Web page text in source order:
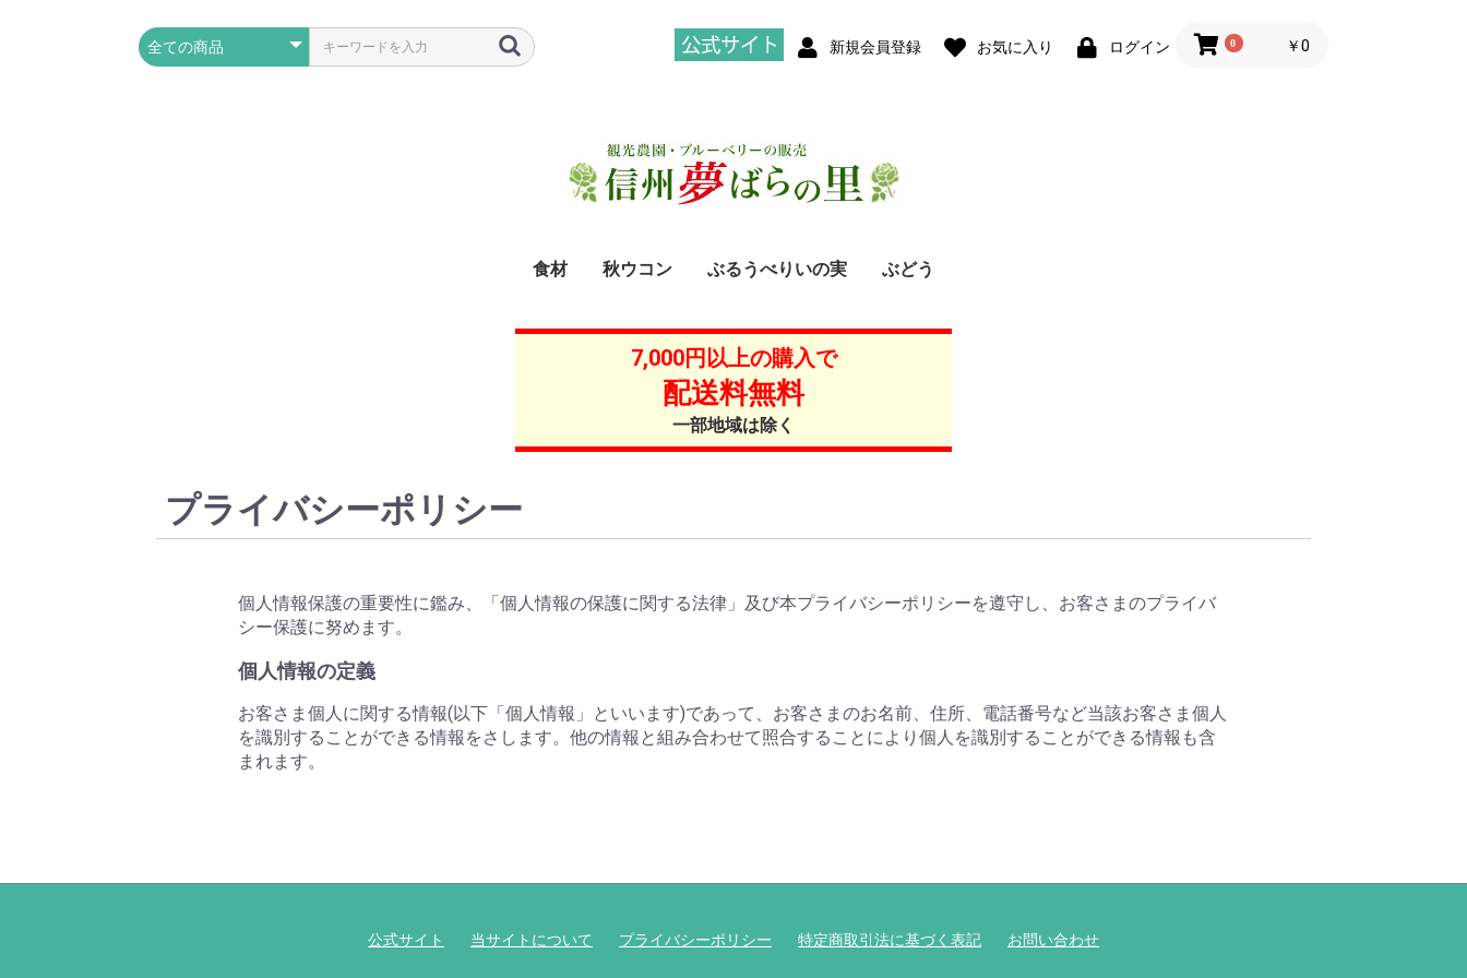
新規会員登録 お気に入り ログイン 0 ￥0
食材 秋ウコン ぶるうべりいの実 ぶどう
7,000円以上の購入で
配送料無料
一部地域は除く
プライバシーポリシー
個人情報保護の重要性に鑑み、「個人情報の保護に関する法律」及び本プライバシーポリシーを遵守し、お客さまのプライバ
シー保護に努めます。
個人情報の定義
お客さま個人に関する情報(以下「個人情報」といいます)であって、お客さまのお名前、住所、電話番号など当該お客さま個人
を識別することができる情報をさします。他の情報と組み合わせて照合することにより個人を識別することができる情報も含
まれます。
公式サイト 当サイトについて プライバシーポリシー 特定商取引法に基づく表記 お問い合わせ